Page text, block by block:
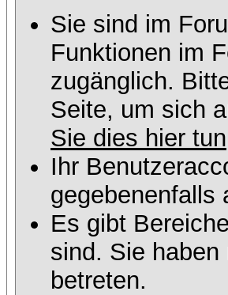
Sie sind im
Funktionen im
zugänglich.
Seite, um sich
Sie dies hier tun
Ihr
gegebenenfalls
Es gibt
sind. Sie
betreten.